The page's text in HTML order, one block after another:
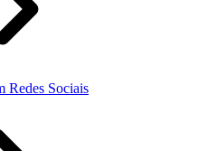
Redes Sociais